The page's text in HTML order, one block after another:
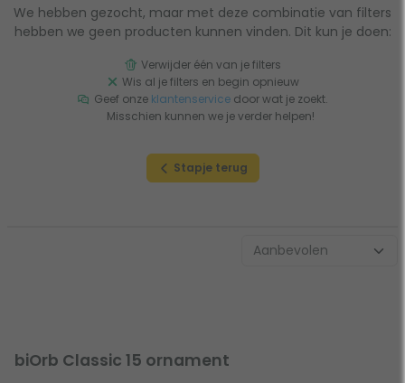
We hebben gezocht, maar met deze combinatie van filters
hebben we geen producten kunnen vinden. Dit kun je doen:
Verwijder één van je filters
Wis al je filters en begin opnieuw
Geef onze klantenservicedoor wat je zoekt.
Misschien kunnen we je verder helpen!
Stapje terug
biOrb Classic 15 ornament